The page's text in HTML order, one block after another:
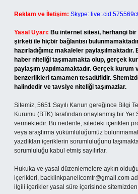
Reklam ve İletişim: Skype:
Yasal Uyarı: Bu internet sitesi, herhangi
şirketi ile hiçbir bağlantısı
hazırladığımız makaleler
haber niteliği taşımamakta olup, gerçek
paylaşım yapılmamaktadır. Gerçek kurum
benzerlikleri tamamen tesadüfidir.
halindedir ve tavsiye niteliği taşımazlar.
Sitemiz, 5651 Sayılı Kanun gereğince Bilgi
Kurumu (BTK) tarafından onaylanmış bir Yer
vermektedir. Bu nedenle, sitedeki içerikleri
veya araştırma yükümlülüğümüz
yazdıkları içeriklerin sorumluluğunu
sorumluluğu kabul etmiş sayılırlar.
Hukuka ve yasal düzenlemelere aykırı
içerikleri, backlinkpanelicomtr@gmail.com
ilgili içerikler yasal süre içerisinde sitemizden